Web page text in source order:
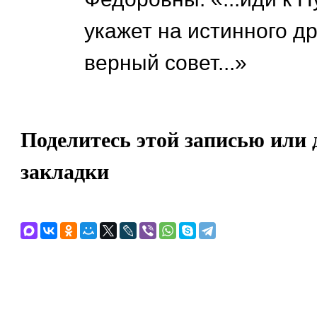
укажет на истинного
верный совет...»
Поделитесь этой записью или
закладки